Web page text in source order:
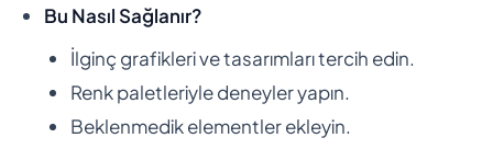
Bu Nasıl Sağlanır?
İlginç grafikleri ve tasarımları tercih edin.
Renk paletleriyle deneyler yapın.
Beklenmedik elementler ekleyin.